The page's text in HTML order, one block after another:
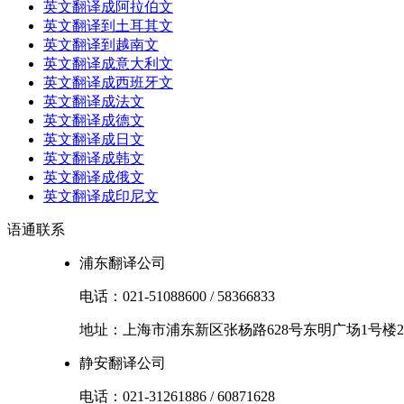
英文翻译成阿拉伯文
英文翻译到土耳其文
英文翻译到越南文
英文翻译成意大利文
英文翻译成西班牙文
英文翻译成法文
英文翻译成德文
英文翻译成日文
英文翻译成韩文
英文翻译成俄文
英文翻译成印尼文
语通联系
浦东翻译公司
电话： 021-51088600 / 58366833
地址： 上海市浦东新区张杨路628号东明广场1号楼
静安翻译公司
电话： 021-31261886 /60871628